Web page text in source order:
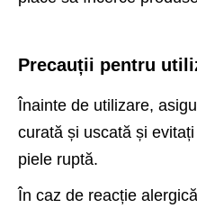
Precauții pentru
Înainte de utilizare,
curată și uscată și
piele ruptă.
În caz de reacție